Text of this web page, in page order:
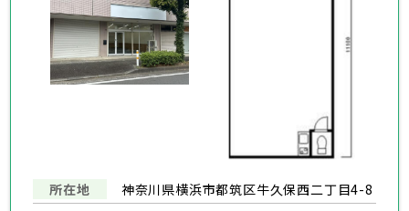
所在地 神奈川県横浜市都筑区牛久保西二丁目4-8